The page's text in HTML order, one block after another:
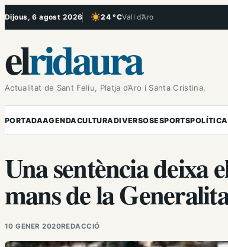
Vés
Dijous, 6 agost 2026 24 °CVall d’Aro
, Cel serè
elridaura
Actualitat de Sant Feliu, Platja d’Aro i Santa Cristina.
PORTADAAGENDACULTURADIVERSOSESPORTSPOLÍTICA
Una sentència deixa
mans de la
10 GENER 2020REDACCIÓ